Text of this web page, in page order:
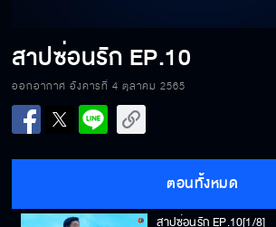
สาปซ่อนรัก EP.10
ออกอากาศ อังคารที่ 4 ตุลาคม 2565
ตอนทั้งหมด
สาปซ่อนรัก EP.10[1/8]